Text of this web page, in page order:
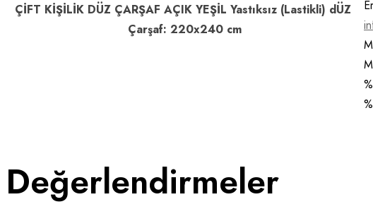
ÇİFT KİŞİLİK DÜZ ÇARŞAF AÇIK YEŞİL Yastıksız (Lastikli) dÜZ
Çarşaf: 220x240 cm
Değerlendirmeler